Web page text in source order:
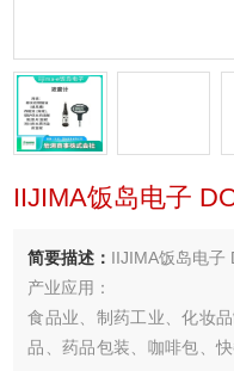
IIJIMA饭岛电子
简要描述： IIJIMA饭岛电子
产业应用：
食品业、制药工业、化妆
品、药品包装、咖啡包、